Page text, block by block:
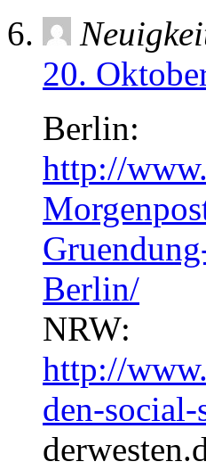
20.
Berlin:
http://
Berlin/
NRW:
http://
den-